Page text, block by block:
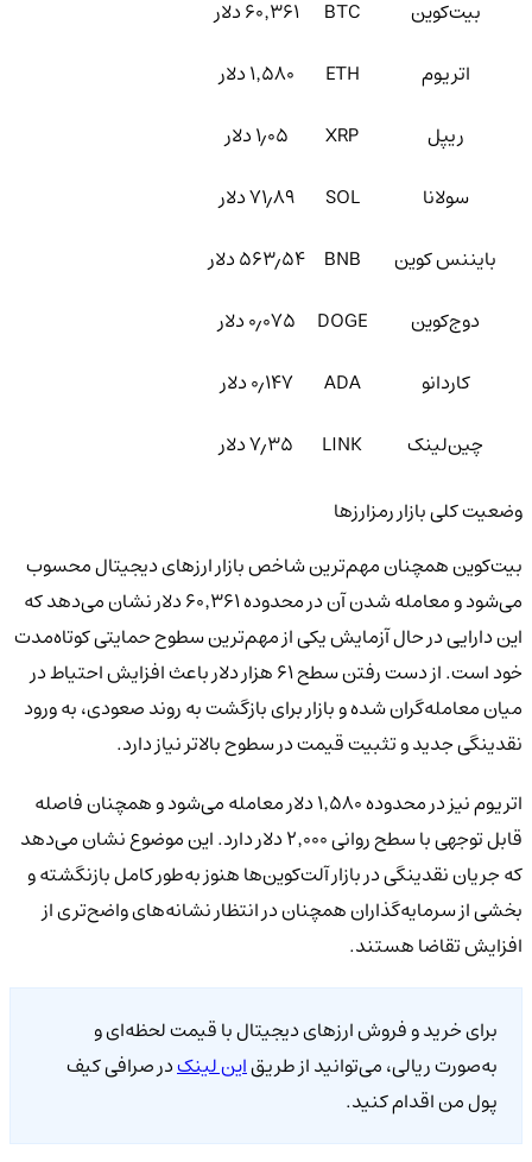
بیت‌کوین
BTC
۶۰٬۳۶۱ دلار
اتریوم
ETH
۱٬۵۸۰ دلار
ریپل
XRP
۱٫۰۵ دلار
سولانا
SOL
۷۱٫۸۹ دلار
بایننس کوین
BNB
۵۶۳٫۵۴ دلار
دوج‌کوین
DOGE
۰٫۰۷۵ دلار
کاردانو
ADA
۰٫۱۴۷ دلار
چین‌لینک
LINK
۷٫۳۵ دلار
وضعیت کلی بازار رمزارزها
بیت‌کوین همچنان مهم‌ترین شاخص بازار ارزهای دیجیتال محسوب
می‌شود و معامله شدن آن در محدوده ۶۰٬۳۶۱ دلار نشان می‌دهد که
این دارایی در حال آزمایش یکی از مهم‌ترین سطوح حمایتی کوتاه‌مدت
خود است. از دست رفتن سطح ۶۱ هزار دلار باعث افزایش احتیاط در
میان معامله‌گران شده و بازار برای بازگشت به روند صعودی، به ورود
نقدینگی جدید و تثبیت قیمت در سطوح بالاتر نیاز دارد.
اتریوم نیز در محدوده ۱٬۵۸۰ دلار معامله می‌شود و همچنان فاصله
قابل توجهی با سطح روانی ۲٬۰۰۰ دلار دارد. این موضوع نشان می‌دهد
که جریان نقدینگی در بازار آلت‌کوین‌ها هنوز به‌طور کامل بازنگشته و
بخشی از سرمایه‌گذاران همچنان در انتظار نشانه‌های واضح‌تری از
افزایش تقاضا هستند.
برای خرید و فروش ارزهای دیجیتال با قیمت لحظه‌ای و
به‌صورت ریالی، می‌توانید از طریقاین لینکدر صرافی کیف
پول من اقدام کنید.